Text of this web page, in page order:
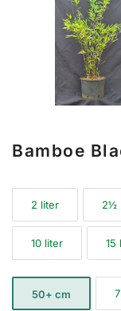
Bamboe
2 liter 2½
10 liter 15
50+ cm